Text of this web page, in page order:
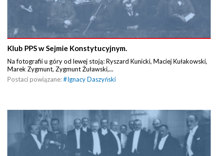
Klub PPS w Sejmie Konstytucyjnym.
Na fotografii u góry od lewej stoją: Ryszard Kunicki, Maciej Kułakowski,
Marek Zygmunt, Zygmunt Żuławski,...
Postaci powiązane:#Ignacy Daszyński